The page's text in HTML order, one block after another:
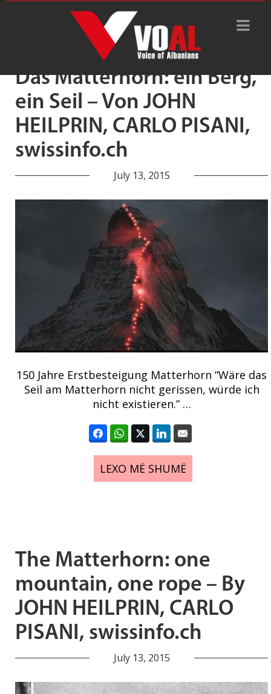
Tag Archive: CARLO PISANI
Das Matterhorn: ein Berg,
ein Seil – Von JOHN
HEILPRIN, CARLO PISANI,
swissinfo.ch
July 13, 2015
150 Jahre Erstbesteigung Matterhorn “Wäre das
Seil am Matterhorn nicht gerissen, würde ich
nicht existieren.” …
LEXO MË SHUMË
The Matterhorn: one
mountain, one rope – By
JOHN HEILPRIN, CARLO
PISANI, swissinfo.ch
July 13, 2015